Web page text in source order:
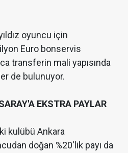
oyuncu için
Euro bonservis
transferin mali yapısında
de bulunuyor.
EKSTRA PAYLAR
kulübü Ankara
doğan %20'lik payı da